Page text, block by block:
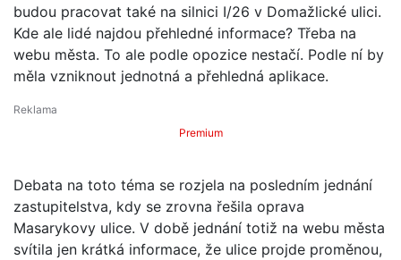
budou pracovat také na silnici I/26 v Domažlické ulici.
Kde ale lidé najdou přehledné informace? Třeba na
webu města. To ale podle opozice nestačí. Podle ní by
měla vzniknout jednotná a přehledná aplikace.
Premium
Debata na toto téma se rozjela na posledním jednání
zastupitelstva, kdy se zrovna řešila oprava
Masarykovy ulice. V době jednání totiž na webu města
svítila jen krátká informace, že ulice projde proměnou,